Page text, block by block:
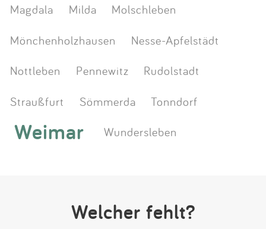
Magdala
Milda
Molschleben
Mönchenholzhausen
Nesse-Apfelstädt
Nottleben
Pennewitz
Rudolstadt
Straußfurt
Sömmerda Tonndorf
Weimar Wundersleben
Welcher fehlt?